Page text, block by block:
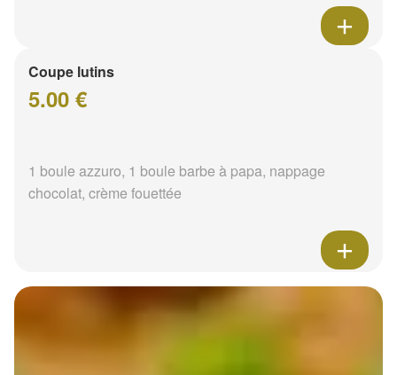
Coupe lutins
5.00 €
1 boule azzuro, 1 boule barbe à papa, nappage
chocolat, crème fouettée